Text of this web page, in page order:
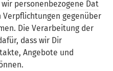
personenbezogene Dat
gegenüber
Die Verarbeitung der
dass wir Dir
Angebote und